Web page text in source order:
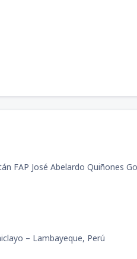
FAP José Abelardo Quiñones
– Lambayeque, Perú